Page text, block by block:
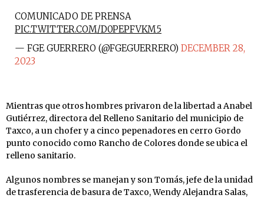
COMUNICADO DE PRENSA
PIC.TWITTER.COM/D0PEPFVKM5
— FGE GUERRERO (@FGEGUERRERO) DECEMBER 28,
2023
Mientras que otros hombres privaron de la libertad a Anabel
Gutiérrez, directora del Relleno Sanitario del municipio de
Taxco, a un chofer y a cinco pepenadores en cerro Gordo
punto conocido como Rancho de Colores donde se ubica el
relleno sanitario.
Algunos nombres se manejan y son Tomás, jefe de la unidad
de trasferencia de basura de Taxco, Wendy Alejandra Salas,